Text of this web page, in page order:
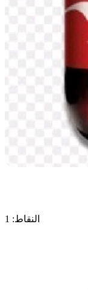
النقاط: 1